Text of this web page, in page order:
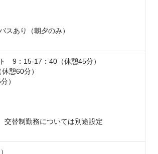
スあり（朝夕のみ）
　9：15-17：40（休憩45分）
憩60分）
）
替制勤務については別途設定